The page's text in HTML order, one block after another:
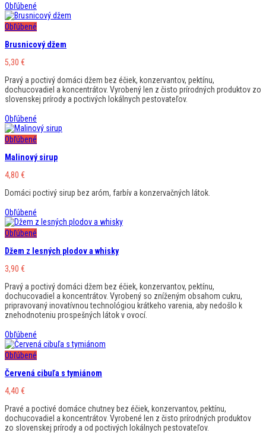
Obľúbené
Obľúbené
Brusnicový džem
5,30 €
Pravý a poctivý domáci džem bez éčiek, konzervantov, pektínu,
dochucovadiel a koncentrátov. Vyrobený len z čisto prírodných produktov zo
slovenskej prírody a poctivých lokálnych pestovateľov.
Obľúbené
Obľúbené
Malinový sirup
4,80 €
Domáci poctivý sirup bez aróm, farbív a konzervačných látok.
Obľúbené
Obľúbené
Džem z lesných plodov a whisky
3,90 €
Pravý a poctivý domáci džem bez éčiek, konzervantov, pektínu,
dochucovadiel a koncentrátov. Vyrobený so zníženým obsahom cukru,
pripravovaný inovatívnou technológiou krátkeho varenia, aby nedošlo k
znehodnoteniu prospešných látok v ovocí.
Obľúbené
Obľúbené
Červená cibuľa s tymiánom
4,40 €
Pravé a poctivé domáce chutney bez éčiek, konzervantov, pektínu,
dochucovadiel a koncentrátov. Vyrobené len z čisto prírodných produktov
zo slovenskej prírody a od poctivých lokálnych pestovateľov.